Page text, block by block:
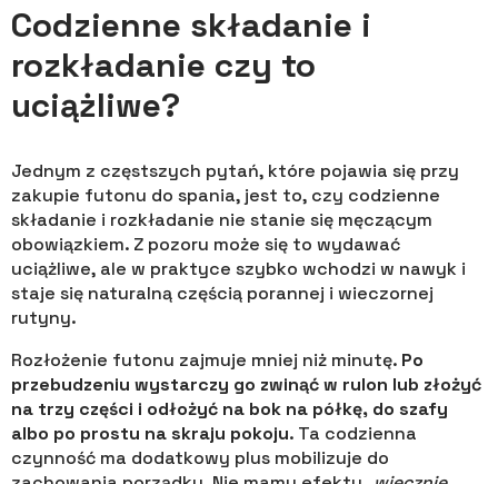
Codzienne składanie i
rozkładanie czy to
uciążliwe?
Jednym z częstszych pytań, które pojawia się przy
zakupie futonu do spania, jest to, czy codzienne
składanie i rozkładanie nie stanie się męczącym
obowiązkiem. Z pozoru może się to wydawać
uciążliwe, ale w praktyce szybko wchodzi w nawyk i
staje się naturalną częścią porannej i wieczornej
rutyny.
Rozłożenie futonu zajmuje mniej niż minutę. Po
przebudzeniu wystarczy go zwinąć w rulon lub złożyć
na trzy części i odłożyć na bok na półkę, do szafy
albo po prostu na skraju pokoju. Ta codzienna
czynność ma dodatkowy plus mobilizuje do